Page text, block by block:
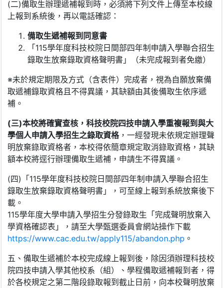
(二)備取生辦理遞補報到時，必須將下列文件上傳至本校線
上報到系統後，再以電話確認：
備取生遞補報到同意書
「115學年度科技校院日間部四年制申請入學聯合招生
錄取生放棄錄取資格聲明書」（未完成報到者免繳）
※未於規定期限及方式（含表件）完成者，視為自願放棄備
取遞補錄取資格且不得異議，其缺額由其後備取生依序遞
補。
(三)本校將確實查核，科技校院四技申請入學重複報到與大
學個人申請入學招生之錄取資格，一經發現未依規定辦理聲
明放棄錄取資格者，本校得依簡章規定取消錄取資格，其缺
額本校將逕行辦理備取生遞補，申請生不得異議。
(四)「115學年度科技校院日間部四年制申請入學聯合招生
錄取生放棄錄取資格聲明書」，可至線上報到系統放棄後下
載。
115學年度大學申請入學招生分發錄取生「完成聲明放棄入
學資格確認表」，請至大學甄選委員會網站操作下載
https://www.cac.edu.tw/apply115/abandon.php 。
五、備取生遞補於本校完成線上報到後，除因須辦理科技校
院四技申請入學其他校系（組）、學程備取遞補報到者，得
於各校規定之第二階段錄取報到截止日前，向本校聲明放棄